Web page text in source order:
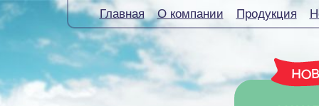
Главная О компании Продукция